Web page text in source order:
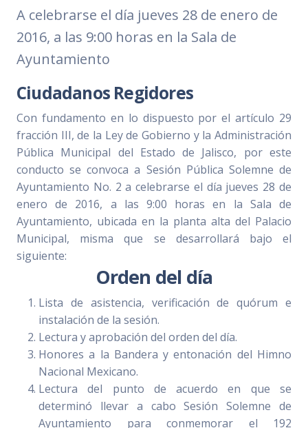
A celebrarse el día jueves 28 de enero de
2016, a las 9:00 horas en la Sala de
Ayuntamiento
Ciudadanos Regidores
Con fundamento en lo dispuesto por el artículo 29
fracción III, de la Ley de Gobierno y la Administración
Pública Municipal del Estado de Jalisco, por este
conducto se convoca a Sesión Pública Solemne de
Ayuntamiento No. 2 a celebrarse el día jueves 28 de
enero de 2016, a las 9:00 horas en la Sala de
Ayuntamiento, ubicada en la planta alta del Palacio
Municipal, misma que se desarrollará bajo el
siguiente:
Orden del día
Lista de asistencia, verificación de quórum e
instalación de la sesión.
Lectura y aprobación del orden del día.
Honores a la Bandera y entonación del Himno
Nacional Mexicano.
Lectura del punto de acuerdo en que se
determinó llevar a cabo Sesión Solemne de
Ayuntamiento para conmemorar el 192